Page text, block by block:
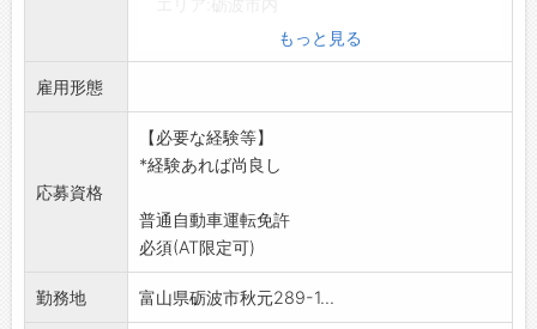
介護職員が必ず同乗します、利用者様への身
体介護はありません
【変更範囲:変更なし】
もっと見る
雇用形態
応募資格
【必要な経験等】
*経験あれば尚良し
普通自動車運転免許
必須(AT限定可)
勤務地 富山県砺波市秋元289-1...